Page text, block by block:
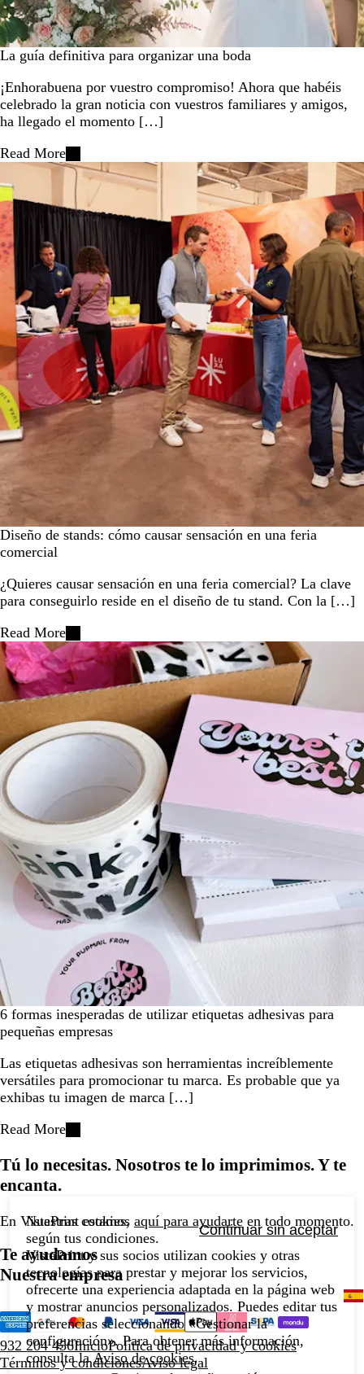
La guía definitiva para organizar una boda
¡Enhorabuena por vuestro compromiso! Ahora que habéis
celebrado la gran noticia con vuestros familiares y amigos,
ha llegado el momento […]
Read More
Diseño de stands: cómo causar sensación en una feria
comercial
¿Quieres causar sensación en una feria comercial? La clave
para conseguirlo reside en el diseño de tu stand. Con la […]
Read More
6 formas inesperadas de utilizar etiquetas adhesivas para
pequeñas empresas
Las etiquetas adhesivas son herramientas increíblemente
versátiles para promocionar tu marca. Es probable que ya
exhibas tu imagen de marca […]
Read More
Tú lo necesitas. Nosotros te lo imprimimos. Y te
encanta.
En VistaPrint estamos aquí para ayudarte en todo momento.
Te ayudamos
Nuestra empresa
932 204 456InicioPolítica de privacidad y cookies
Términos y condicionesAviso legal
Nuestras cookies,
según tus condiciones.
Continuar sin aceptar
VistaPrint y sus socios utilizan cookies y otras
tecnologías para prestar y mejorar los servicios,
ofrecerte una experiencia adaptada en la página web
y mostrar anuncios personalizados. Puedes editar tus
preferencias seleccionando «Gestionar la
configuración». Para obtener más información,
consulta laAviso de cookies.